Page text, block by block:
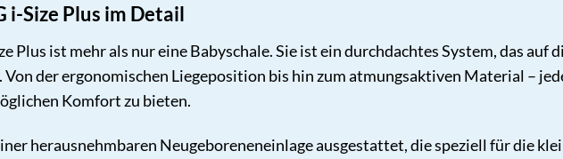
i-Size Plus im Detail
Plus ist mehr als nur eine Babyschale. Sie ist ein durchdachtes System, das auf
der ergonomischen Liegeposition bis hin zum atmungsaktiven Material –
Komfort zu bieten.
herausnehmbaren Neugeboreneneinlage ausgestattet, die speziell für die